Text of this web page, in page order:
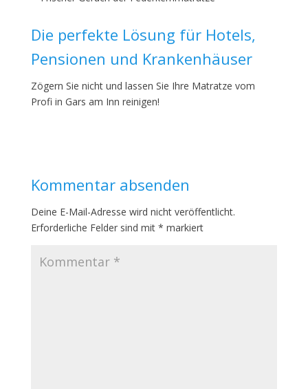
Die perfekte Lösung für Hotels,
Pensionen und Krankenhäuser
Zögern Sie nicht und lassen Sie Ihre Matratze vom
Profi in Gars am Inn reinigen!
Kommentar absenden
Deine E-Mail-Adresse wird nicht veröffentlicht.
Erforderliche Felder sind mit * markiert